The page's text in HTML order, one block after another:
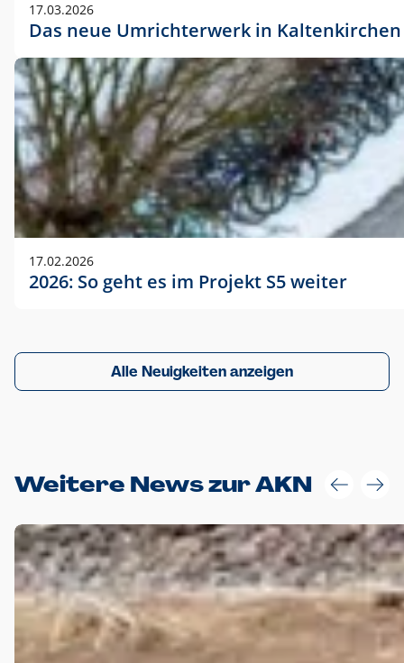
17.03.2026
Das neue Umrichterwerk in Kaltenkirchen
17.02.2026
2026: So geht es im Projekt S5 weiter
Alle Neuigkeiten anzeigen
Weitere News zur AKN